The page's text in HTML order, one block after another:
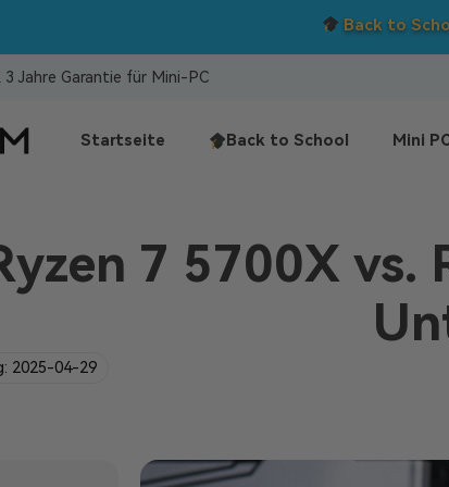
Back to
Jahre Garantie für Mini-PC
Startseite Back to School Mini
7 5700X vs.
2025-04-29